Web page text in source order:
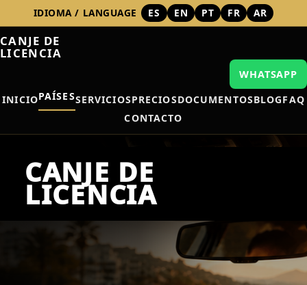
IDIOMA / LANGUAGE ES EN PT FR AR
CANJE DE
LICENCIA
INICIOPAÍSESSERVICIOSPRECIOSDOCUMENTOSBLOGFAQ
CONTACTO
WHATSAPP